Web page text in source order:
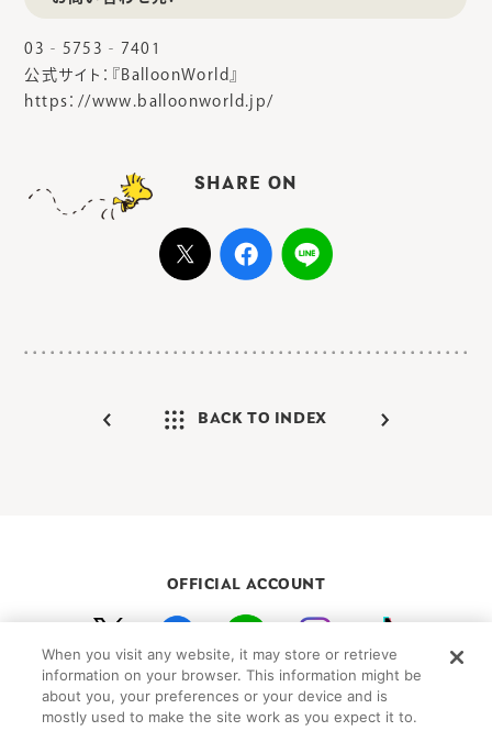
03‐5753‐7401
公式サイト：『BalloonWorld』
https：//www.balloonworld.jp/
SHARE ON
BACK TO INDEX
OFFICIAL ACCOUNT
初めての方向けガイド FAQ お問い合わせ
プライバシーポリシー サイトマップ
Cookie Settings
When you visit any website, it may store or retrieve
information on your browser. This information might be
about you, your preferences or your device and is
mostly used to make the site work as you expect it to.